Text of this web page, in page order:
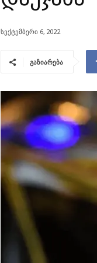
სექტემბერი 6, 2022
გაზიარება